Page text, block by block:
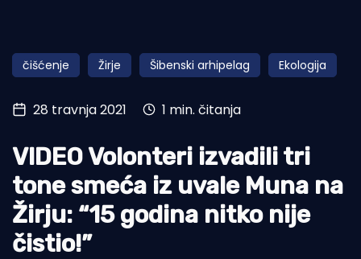
Obala
Otoci
Turizam i nautika
Pomorstvo
Ribolov
Ekologija
Tradicija i kultura
čišćenje Žirje Šibenski arhipelag Ekologija
28 travnja 2021 1 min. čitanja
VIDEO Volonteri izvadili tri
tone smeća iz uvale Muna na
Žirju: “15 godina nitko nije
čistio!”